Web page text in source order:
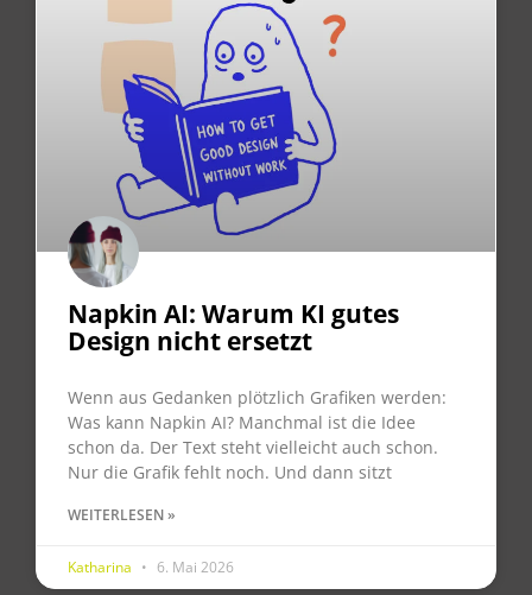
Napkin AI: Warum KI gutes
Design nicht ersetzt
Wenn aus Gedanken plötzlich Grafiken werden:
Was kann Napkin AI? Manchmal ist die Idee
schon da. Der Text steht vielleicht auch schon.
Nur die Grafik fehlt noch. Und dann sitzt
WEITERLESEN »
Katharina 6. Mai 2026